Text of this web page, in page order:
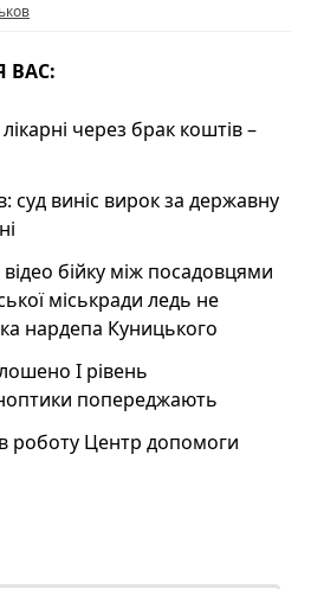
ВАС:
через брак коштів –
суд виніс вирок за державну
бійку між посадовцями
міськради ледь не
нардепа Куницького
I рівень
попереджають
роботу Центр допомоги